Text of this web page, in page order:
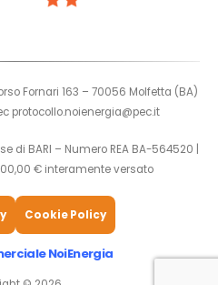
Fornari 163 – 70056 Molfetta (BA)
protocollo.noienergia@pec.it
di BARI – Numero REA BA-564520 |
€ interamente versato
Cookie Policy
NoiEnergia